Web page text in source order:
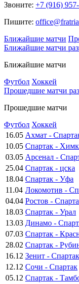
Звоните: +7 (916)
Пишите:
Ближайшие матчи
Ближайшие матчи
Ближайшие матчи
Футбол Хоккей
Прошедшие матчи
Прошедшие матчи
Футбол Хоккей
16.05 Ахмат -
10.05 Спартак -
03.05 Арсенал -
25.04 Спартак - цска
18.04 Спартак - Уфа
11.04 Локомотив -
04.04 Ростов -
18.03 Спартак - Урал
13.03 Динамо -
07.03 Спартак -
28.02 Спартак -
16.12 Зенит - Спартак
12.12 Сочи - Спартак
05.12 Спартак -